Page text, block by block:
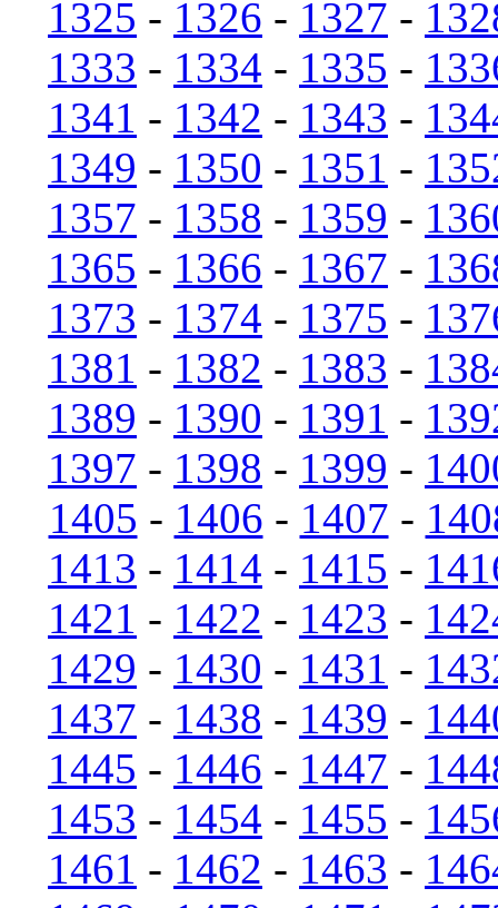
1325 - 1326 - 1327 -
1333 - 1334 - 1335 -
1341 - 1342 - 1343 -
1349 - 1350 - 1351 -
1357 - 1358 - 1359 -
1365 - 1366 - 1367 -
1373 - 1374 - 1375 -
1381 - 1382 - 1383 -
1389 - 1390 - 1391 -
1397 - 1398 - 1399 -
1405 - 1406 - 1407 -
1413 - 1414 - 1415 -
1421 - 1422 - 1423 -
1429 - 1430 - 1431 -
1437 - 1438 - 1439 -
1445 - 1446 - 1447 -
1453 - 1454 - 1455 -
1461 - 1462 - 1463 -